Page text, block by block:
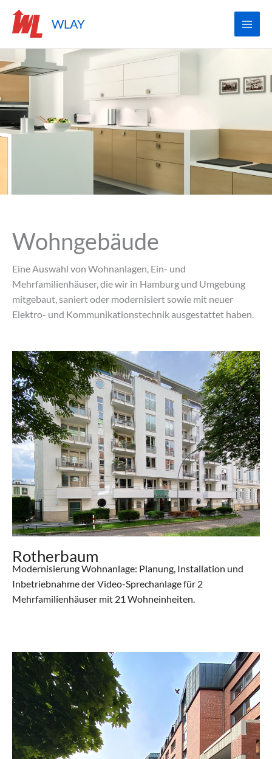
Inhalt
springen
WLAY
Wohngebäude
Eine Auswahl von Wohnanlagen, Ein- und
Mehrfamilienhäuser, die wir in Hamburg und Umgebung
mitgebaut, saniert oder modernisiert sowie mit neuer
Elektro- und Kommunikationstechnik ausgestattet haben.
Rotherbaum
Modernisierung Wohnanlage: Planung, Installation und
Inbetriebnahme der Video-Sprechanlage für 2
Mehrfamilienhäuser mit 21 Wohneinheiten.